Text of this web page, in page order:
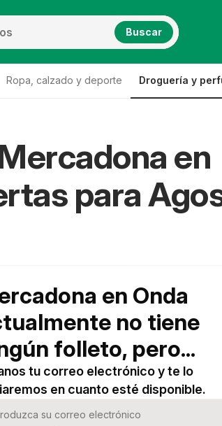
Buscar
Ropa, calzado y deporte Droguería y
en
para
en Onda
no tiene
folleto, pero...
tu correo electrónico y te lo
en cuanto esté disponible.